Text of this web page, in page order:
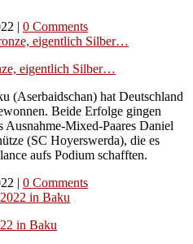
| 0 Comments
eigentlich Silber…
(Aserbaidschan) hat Deutschland
Beide Erfolge gingen
Mixed-Paares Daniel
(SC Hoyerswerda), die es
aufs Podium schafften.
| 0 Comments
in Baku